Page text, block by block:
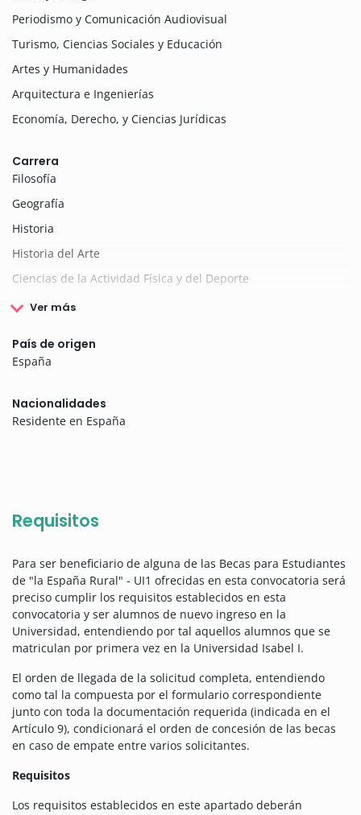
Periodismo y Comunicación Audiovisual
Turismo, Ciencias Sociales y Educación
Artes y Humanidades
Arquitectura e Ingenierías
Economía, Derecho, y Ciencias Jurídicas
Carrera
Filosofía
Geografía
Historia
Historia del Arte
Ciencias de la Actividad Física y del Deporte
Ver más
País de origen
España
Nacionalidades
Residente en España
Requisitos
Para ser beneficiario de alguna de las Becas para Estudiantes
de "la España Rural" - UI1 ofrecidas en esta convocatoria será
preciso cumplir los requisitos establecidos en esta
convocatoria y ser alumnos de nuevo ingreso en la
Universidad, entendiendo por tal aquellos alumnos que se
matriculan por primera vez en la Universidad Isabel I.
El orden de llegada de la solicitud completa, entendiendo
como tal la compuesta por el formulario correspondiente
junto con toda la documentación requerida (indicada en el
Artículo 9), condicionará el orden de concesión de las becas
en caso de empate entre varios solicitantes.
Requisitos
Los requisitos establecidos en este apartado deberán